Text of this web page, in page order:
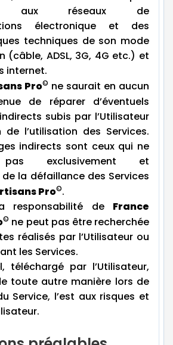
aux réseaux de
électronique et des
techniques de son mode
(câble, ADSL, 3G, 4G etc.) et
internet.
Pro© ne saurait en aucun
de réparer d’éventuels
subis par l’Utilisateur
de l’utilisation des Services.
indirects sont ceux qui ne
exclusivement et
la défaillance des Services
Pro©.
responsabilité de France
© ne peut pas être recherchée
réalisés par l’Utilisateur ou
les Services.
téléchargé par l’Utilisateur,
toute autre manière lors de
Service, l’est aux risques et